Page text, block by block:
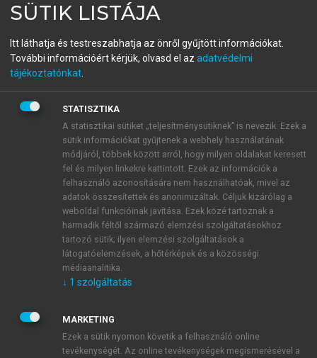
fiókoddal,vagy hozz létre új fiókot.
A regisztráció után apróbaidőszakautomatikusan
BELÉPÉS SAJÁT FIÓKKAL
ÚJ FIÓK LÉTREHOZÁSA
1 óra díjmentes hozzáférés
E-MAIL-CÍM
JELSZÓ
SÜTIK LISTÁJA
Itt láthatja és testreszabhatja az önről gyűjtött információkat.
További információért kérjük, olvasd el az adatvédelmi
tájékoztatónkat
STATISZTIKA
A statisztikai sütiket „teljesítménysütiknek” is nevezik. Ezek a
sütik információkat gyűjtenek a webhely használatának
módjáról, többek között arról, hogy milyen oldalakat keresett
fel és milyen linkekre kattintott. Ezek az információk a
felhasználó azonosítására nem használhatóak, mivel az
adatok összesítettek és anonimizáltak. Céljuk kizárólag a
weboldal funkcióinak javítása. Ezek közé tartoznak a
harmadik féltől származó elemzési szolgáltatásokhoz
tartozó sütik; ilyen elemzési szolgáltatások a
látogatóelemzések, a hőtérképek és a közösségi
médiaanalitika.
↓ 1 szolgáltatás
MARKETING
Ezek a sütik nyomon követik a felhasználó online
tevékenységét. Az online tevékenységek megismerésével a